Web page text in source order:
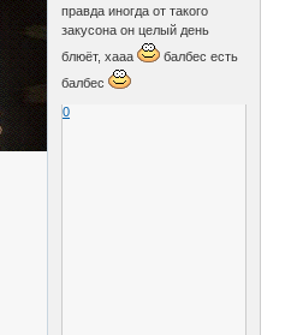
правда иногда от такого
закусона он целый день
блюёт, хааа
балбес есть
балбес
0